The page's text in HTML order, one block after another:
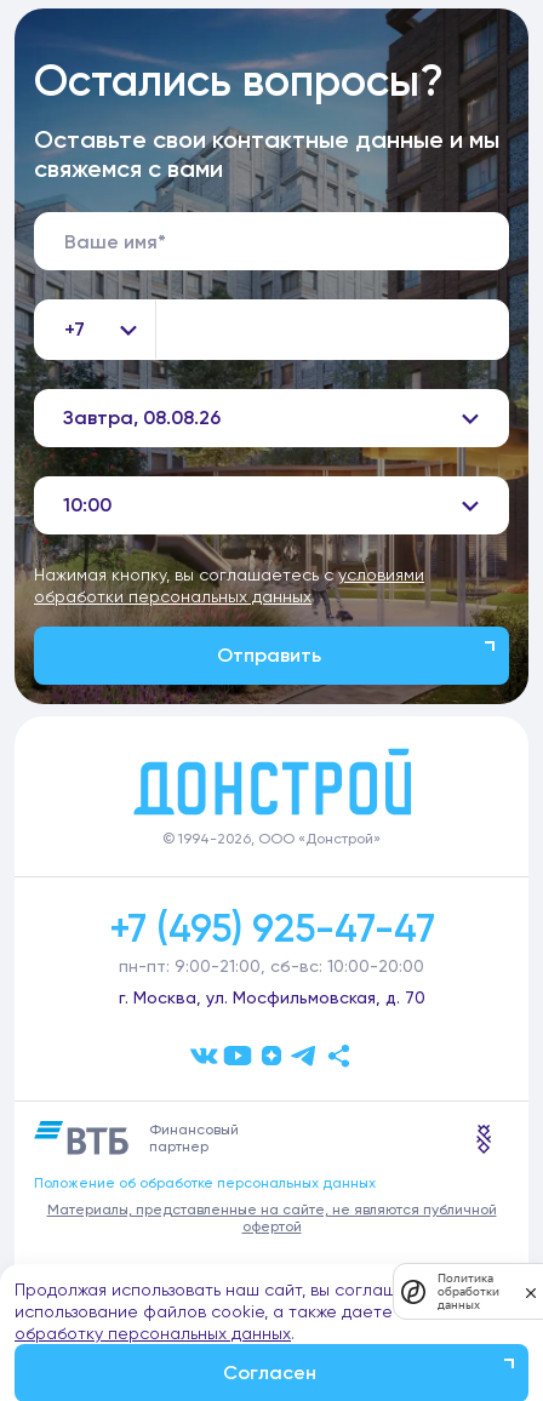
Остались вопросы?
Оставьте свои контактные данные и мы
свяжемся с вами
+7
Завтра, 08.08.26
10:00
Нажимая кнопку, вы соглашаетесь сусловиями
обработки персональных данных
Отправить
© 1994-2026, ООО «Донстрой»
+7 (495) 925-47-47
пн-пт: 9:00-21:00, сб-вс: 10:00-20:00
г. Москва, ул. Мосфильмовская, д. 70
Финансовый
партнер
Положение об обработке персональных данных
Материалы, представленные на сайте, не являются публичной
офертой
В связи с участившимися случаями предложений частных услуг от
имени компании Донстрой (проведения ремонтов, продажи
отделочных материалов и т.п.), обращаем внимание на то, что
компания Донстрой не оказывает таких услуг, не имеет
представительств такого профиля и не обращается к частным
Продолжая использовать наш сайт, вы соглашаетесь на
использование файлов cookie, а также даете согласие на
обработку персональных данных.
Согласен
Политика
обработки
данных